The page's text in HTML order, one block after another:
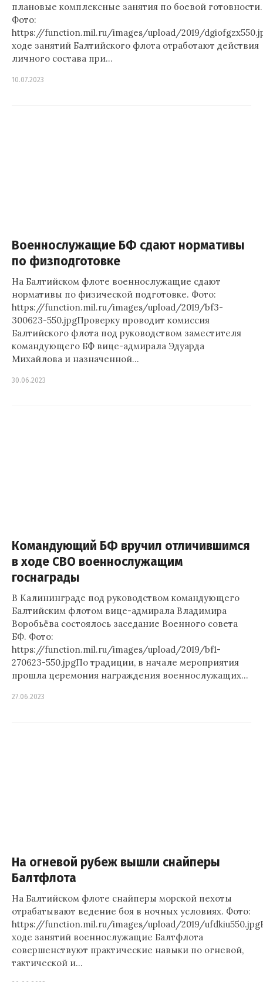
плановые комплексные занятия по боевой готовности.
Фото:
https://function.mil.ru/images/upload/2019/
ходе занятий Балтийского флота отработают действия
личного состава при…
10.07.2023
Военнослужащие БФ сдают нормативы
по физподготовке
На Балтийском флоте военнослужащие сдают
нормативы по физической подготовке. Фото:
https://function.mil.ru/images/upload/2019/bf3-
300623-550.jpgПроверку проводит комиссия
Балтийского флота под руководством заместителя
командующего БФ вице-адмирала Эдуарда
Михайлова и назначенной…
30.06.2023
Командующий БФ вручил отличившимся
в ходе СВО военнослужащим
госнаграды
В Калининграде под руководством командующего
Балтийским флотом вице-адмирала Владимира
Воробьёва состоялось заседание Военного совета
БФ. Фото:
https://function.mil.ru/images/upload/2019/bf1-
270623-550.jpgПо традиции, в начале мероприятия
прошла церемония награждения военнослужащих…
27.06.2023
На огневой рубеж вышли снайперы
Балтфлота
На Балтийском флоте снайперы морской пехоты
отрабатывают ведение боя в ночных условиях. Фото:
https://function.mil.ru/images/upload/2019/
ходе занятий военнослужащие Балтфлота
совершенствуют практические навыки по огневой,
тактической и…